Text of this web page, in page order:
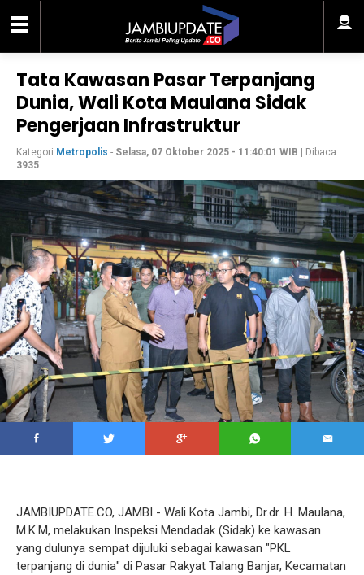
Tata Kawasan Pasar Terpanjang
Dunia, Wali Kota Maulana Sidak
Pengerjaan Infrastruktur
Kategori Metropolis - Selasa, 07 Oktober 2025 - 11:40:01 WIB | Dibaca:
3935
JAMBIUPDATE.CO, JAMBI - Wali Kota Jambi, Dr.dr. H. Maulana,
M.K.M, melakukan Inspeksi Mendadak (Sidak) ke kawasan
yang dulunya sempat dijuluki sebagai kawasan "PKL
terpanjang di dunia" di Pasar Rakyat Talang Banjar, Kecamatan